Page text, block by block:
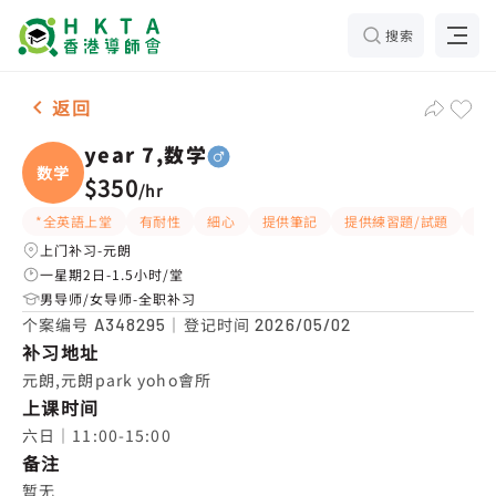
搜索
男-1名 year 7,数学，元朗 补习推介
返回
数学
year 7,数学
$350/hr
*全英語上堂 有耐性 細心 提供筆記 提供練習題/試題
上门补习-元朗
一星期2日-1.5小时/堂
男导师/女导师-全职补习
个案编号 A348295 ｜登记时间2026/05/02
补习地址
元朗,元朗park yoho會所
上课时间
六日｜11:00-15:00
备注
暂无